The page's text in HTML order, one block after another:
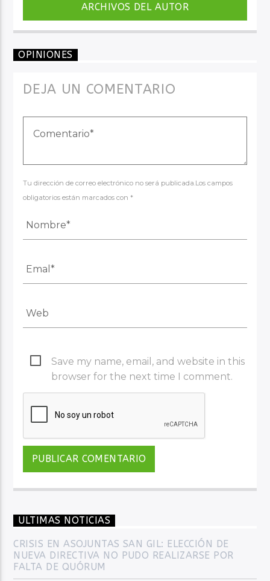
ARCHIVOS DEL AUTOR
OPINIONES
DEJA UN COMENTARIO
Tu dirección de correo electrónico no será publicada.Los campos
obligatorios están marcados con *
Save my name, email, and website in this
browser for the next time I comment.
ULTIMAS NOTICIAS
CRISIS EN ASOJUNTAS SAN GIL: ELECCIÓN DE
NUEVA DIRECTIVA NO PUDO REALIZARSE POR
FALTA DE QUÓRUM